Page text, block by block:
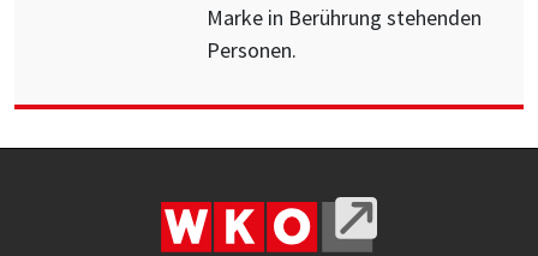
Marke in Berührung stehenden
Personen.